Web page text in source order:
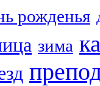
рожденья
зима